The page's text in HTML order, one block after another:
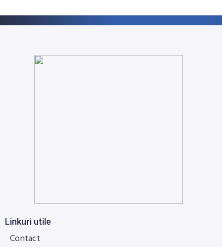
Linkuri utile
Contact